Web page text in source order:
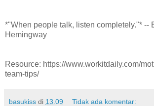
*"When people talk, listen completely."* --
Hemingway
Resource: https://www.workitdaily.com/
team-tips/
basukiss di 13.09 Tidak ada komentar: